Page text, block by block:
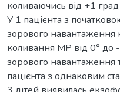
коливаючись від +1
У 1 пацієнта з
зорового навантаження
коливання МР від 0° до -
зорового
пацієнта з однаковим